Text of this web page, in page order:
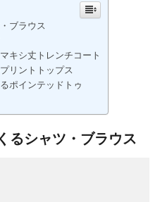
ブラウス
キシ丈トレンチコート
リントトップス
ポインテッドトゥ
るシャツ・ブラウス